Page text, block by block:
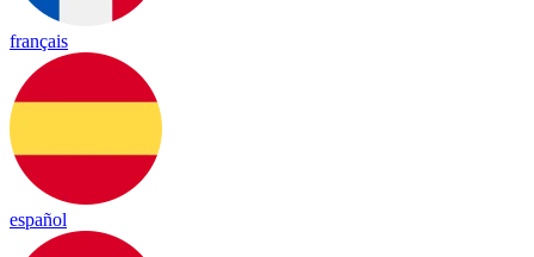
français
español